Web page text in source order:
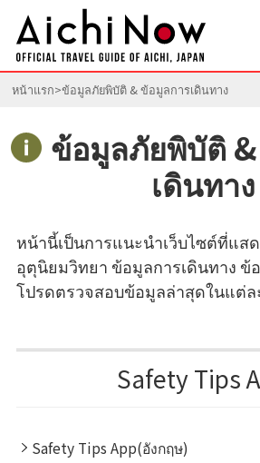
หน้าแรก ข้อมูลภัยพิบัติ & ข้อมูลการเดินทาง
ข้อมูลภัยพิบัติ
เดินทาง
หน้านี้เป็นการแนะนำเว็บไซต์ที่แส
อุตุนิยมวิทยา ข้อมูลการเดินทาง
โปรดตรวจสอบข้อมูลล่าสุดในแต่ล
Safety Tips
Safety Tips App(อังกฤษ)